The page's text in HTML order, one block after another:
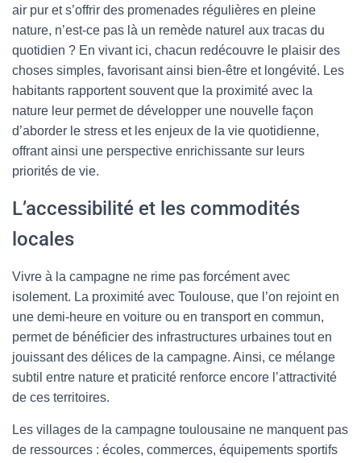
air pur et s’offrir des promenades régulières en pleine
nature, n’est-ce pas là un remède naturel aux tracas du
quotidien ? En vivant ici, chacun redécouvre le plaisir des
choses simples, favorisant ainsi bien-être et longévité. Les
habitants rapportent souvent que la proximité avec la
nature leur permet de développer une nouvelle façon
d’aborder le stress et les enjeux de la vie quotidienne,
offrant ainsi une perspective enrichissante sur leurs
priorités de vie.
L’accessibilité et les commodités
locales
Vivre à la campagne ne rime pas forcément avec
isolement. La proximité avec Toulouse, que l’on rejoint en
une demi-heure en voiture ou en transport en commun,
permet de bénéficier des infrastructures urbaines tout en
jouissant des délices de la campagne. Ainsi, ce mélange
subtil entre nature et praticité renforce encore l’attractivité
de ces territoires.
Les villages de la campagne toulousaine ne manquent pas
de ressources : écoles, commerces, équipements sportifs